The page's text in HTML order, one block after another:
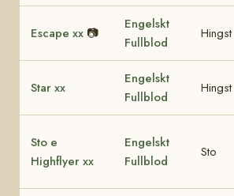
Escape xx 📷
Engelskt
Fullblod
Hingst
Star xx
Engelskt
Fullblod
Hingst
Sto e
Highflyer xx
Engelskt
Fullblod
Sto